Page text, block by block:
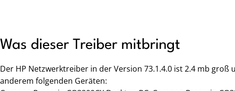
Was dieser Treiber mitbringt
Der HP Netzwerktreiber in der Version 73.1.4.0 ist 2.4 mb
anderem folgenden Geräten: